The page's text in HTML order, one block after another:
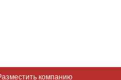
компанию